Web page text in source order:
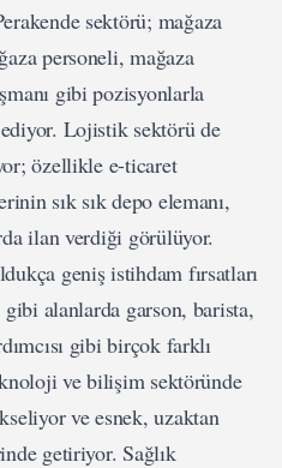
sektörü; mağaza
personeli, mağaza
gibi pozisyonlarla
ediyor. Lojistik sektörü de
özellikle e-ticaret
sık sık depo elemanı,
ilan verdiği görülüyor.
geniş istihdam fırsatları
alanlarda garson, barista,
gibi birçok farklı
ve bilişim sektöründe
ve esnek, uzaktan
getiriyor. Sağlık